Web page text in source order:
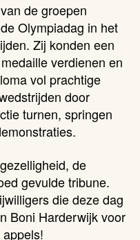
de groepen
Olympiadag in het
Zij konden een
verdienen en
vol prachtige
door
turnen, springen
de
gevulde tribune.
die deze dag
Boni Harderwijk voor